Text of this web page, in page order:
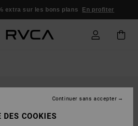
extra sur les bons plans En profiter
COOKIES
Continuer sans accepter